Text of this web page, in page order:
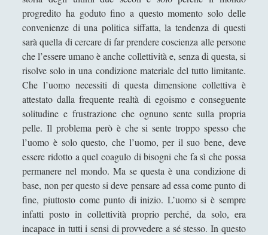
per rispecchiamento
Roland Barthes e la moda che atrofizza ogni
variazione di stile (dal sigillo del "gangster" al
Scrivere di filosofia - Letteratura e filosofia a
confronto
Storie del Novecento - Il mondo diviso tra destra
e sinistra
Studiare filosofia all'Università?
Un gioco editoriale di Jean-Paul Sartre: la finzione
filologica de ‘La Nausea’
Un tappeto volante alla stireria del respiro, se il
ventaglio rinfresca di sciami
progredito ha goduto fino a questo momento solo delle
convenienze di una politica siffatta, la tendenza di questi
sarà quella di cercare di far prendere coscienza alle persone
che l’essere umano è anche collettività e, senza di questa, si
risolve solo in una condizione materiale del tutto limitante.
Che l’uomo necessiti di questa dimensione collettiva è
attestato dalla frequente realtà di egoismo e conseguente
solitudine e frustrazione che ognuno sente sulla propria
pelle. Il problema però è che si sente troppo spesso che
l’uomo è solo questo, che l’uomo, per il suo bene, deve
essere ridotto a quel coagulo di bisogni che fa sì che possa
permanere nel mondo. Ma se questa è una condizione di
base, non per questo si deve pensare ad essa come punto di
fine, piuttosto come punto di inizio. L’uomo si è sempre
infatti posto in collettività proprio perché, da solo, era
incapace in tutti i sensi di provvedere a sé stesso. In questo